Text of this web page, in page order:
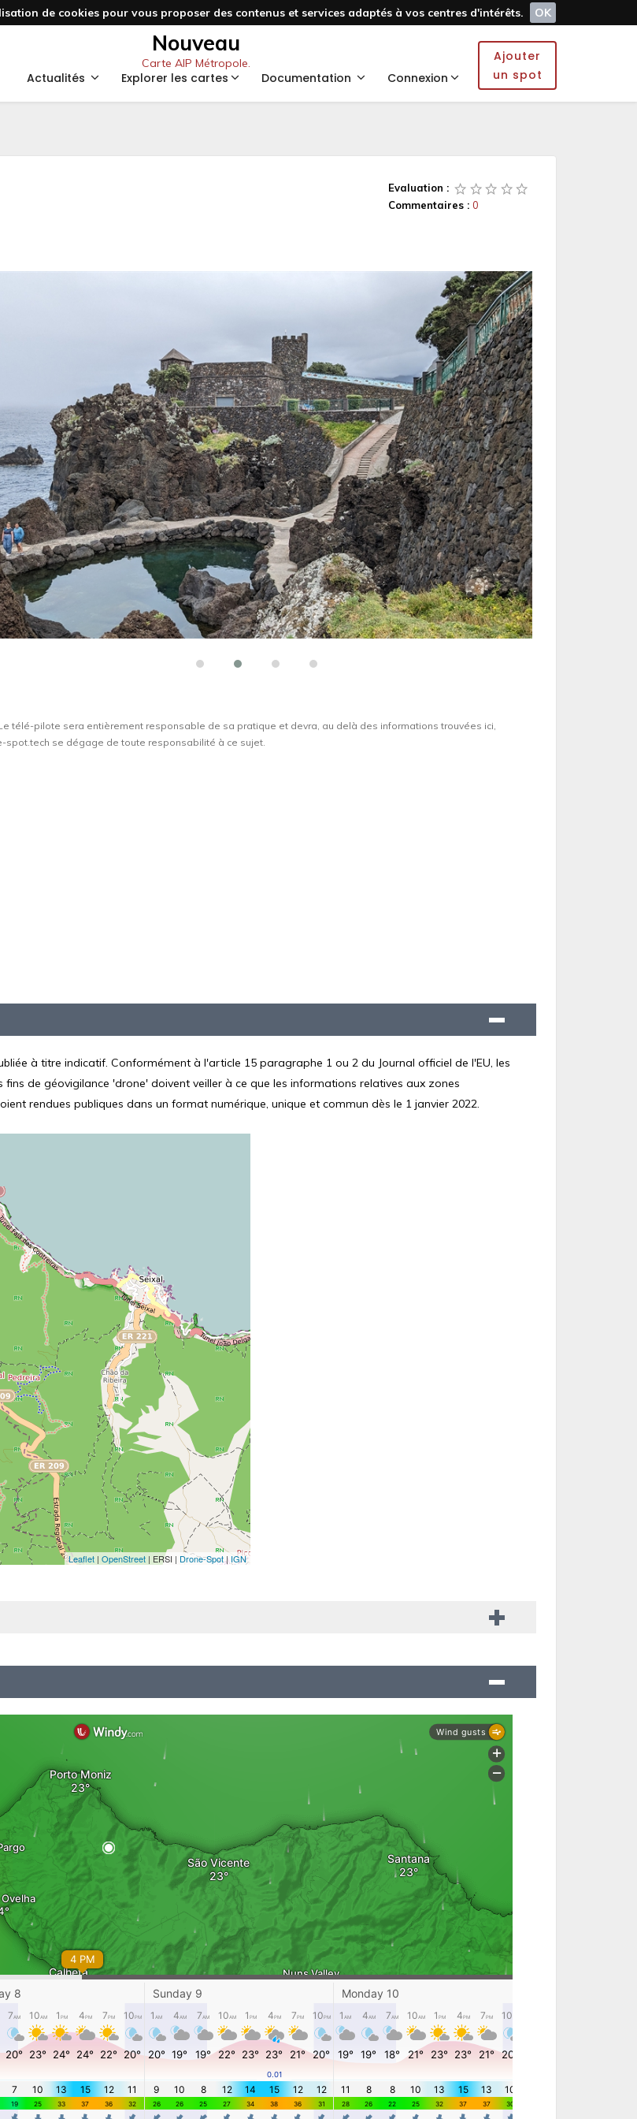
de cookies pour vous proposer des contenus et services adaptés à vos centres d'intérêts.
OK
Nouveau
Carte AIP Métropole.
Actualités Explorer les cartes Documentation Connexion
Ajouter
un spot
Evaluation :
Commentaires : 0
télé-pilote sera entièrement responsable de sa pratique et devra, au delà des informations trouvées ici,
spot.tech se dégage de toute responsabilité à ce sujet.
à titre indicatif. Conformément à l'article 15 paragraphe 1 ou 2 du Journal officiel de l'EU, les
de géovigilance 'drone' doivent veiller à ce que les informations relatives aux zones
rendues publiques dans un format numérique, unique et commun dès le 1 janvier 2022.